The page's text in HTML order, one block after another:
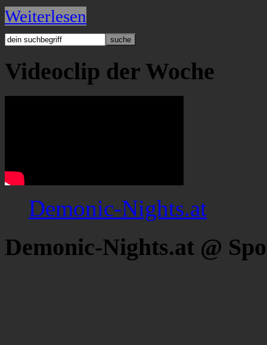
Weiterlesen
Videoclip der Woche
Demonic-Nights.at
Demonic-Nights.at @